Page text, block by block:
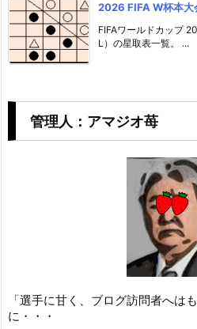
2026 FIFA W杯本大
FIFAワールドカップ
L）の星取表一覧。 ...
管理人：アマジオ苺
「選手に甘く、ブログ訪問者へは
に・・・